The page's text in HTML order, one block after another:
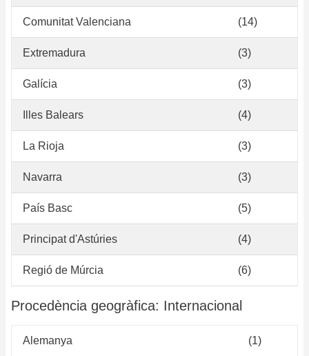
Comunitat Valenciana (14)
Extremadura (3)
Galícia (3)
Illes Balears (4)
La Rioja (3)
Navarra (3)
País Basc (5)
Principat d'Astúries (4)
Regió de Múrcia (6)
Procedència geogràfica: Internacional
Alemanya (1)